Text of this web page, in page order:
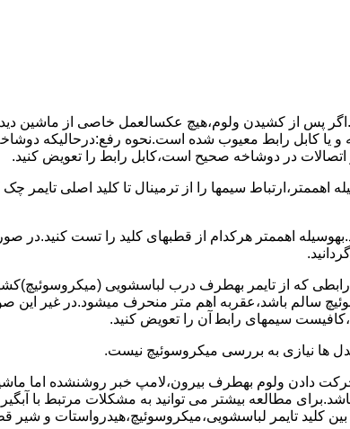
ﭘﺲ از ﮐﺸﯿﺪن وﻟﻮم،ﻫﯿﭻ عکسالعمل ﺧﺎﺻﯽ از ﻣﺎﺷﯿﻦ
بروز چنین مشکلی در نظر داشته باشید:۱٫ ﭘﺮﯾﺰ ﺑﺮق ﻧﺪارد.۲٫ دوﺷﺎﺧﻪ و ﯾﺎ ﮐﺎﺑﻞ راﺑﻂ
اﺗﺼﺎﻻت در دوشاخه ﺻﺤﯿﺢ اﺳﺖ،ﮐﺎﺑﻞ راﺑﻂ را ﺗﻌﻮﯾﺾ کنید.
اهممتر،ارﺗﺒﺎط سیمها را از ﺗﺮﻣﯿﻨﺎل ﺗﺎ ﮐﻠﯿﺪ اﺻﻠﯽ ﺗﺎﯾﻤﺮ
اهممتر هرکدام از قطبهای ﮐﻠﯿﺪ را ﺗﺴﺖ ﮐﻨﯿﺪ.در
ﮐﻪ از ﺗﺎﯾﻤﺮ بهطرف درب لباسشویی
ﺳﺎﻟﻢ ﺑﺎﺷﺪ،ﻋﻘﺮﺑﻪ اهم متر ﻣﻨﺤﺮف میشود.در ﻏﯿﺮ اﯾﻦ
سیمهای راﺑﻄ آن را ﺗﻌﻮﯾﺾ کنید.
ها ﻧﯿﺎزی ﺑﻪ بررسی ﻣﯿﮑﺮوﺳﻮﺋﯿﭻ نیست.
ﺣﺮﮐﺖ دادن وﻟﻮم بهطرف ﺑﯿﺮون،ﻻﻣﭗ ﺧﺒﺮ روشنشده اﻣﺎ